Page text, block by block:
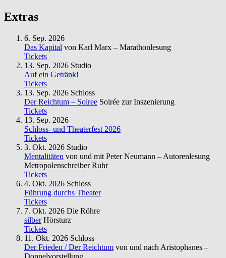
Extras
6. Sep. 2026
Das Kapital von Karl Marx – Marathonlesung
Tickets
13. Sep. 2026 Studio
Auf ein Getränk!
Tickets
13. Sep. 2026 Schloss
Der Reichtum – Soiree Soirée zur Inszenierung
Tickets
13. Sep. 2026
Schloss- und Theaterfest 2026
Tickets
3. Okt. 2026 Studio
Mentalitäten von und mit Peter Neumann – Autorenlesung
Metropolenschreiber Ruhr
Tickets
4. Okt. 2026 Schloss
Führung durchs Theater
Tickets
7. Okt. 2026 Die Röhre
silber Hörsturz
Tickets
11. Okt. 2026 Schloss
Der Frieden / Der Reichtum von und nach Aristophanes –
Doppelvorstellung